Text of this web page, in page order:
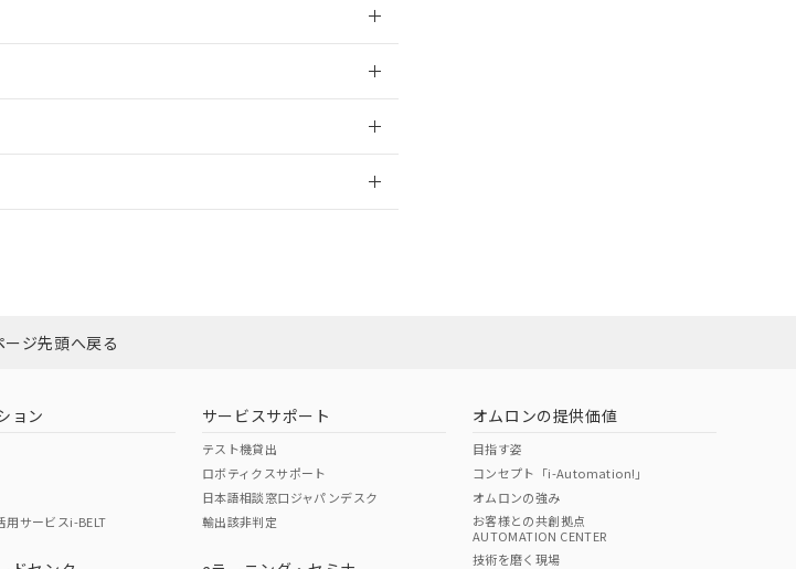
（アメリカ
ージ先頭へ戻る
ョン
用サービスi-BELT
サービスサポート
テスト機貸出
ロボティクスサポート
日本語相談窓口ジャパンデスク
輸出該非判定
オムロンの提供価値
目指す姿
コンセプト「i-Automation!」
オムロンの強み
お客様との共創拠点
AUTOMATION CENTER
技術を磨く現場